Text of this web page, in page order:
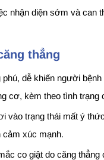
nhận diện sớm và can
thẳng
dễ khiến người
cơ, kèm theo tình
vào trạng thái mất ý
cảm xúc mạnh.
co giật do căng